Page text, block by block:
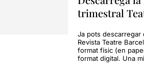
trimestral
Ja pots descarregar
Revista Teatre
format físic (en
format digital. Una